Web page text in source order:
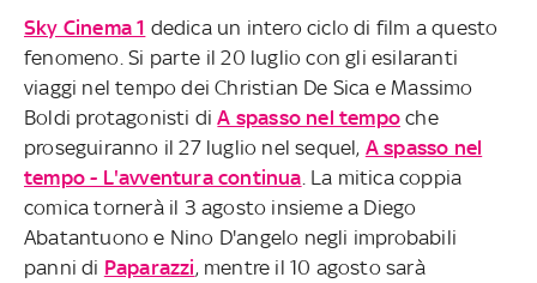
Sky Cinema 1 dedica un intero ciclo di film a questo
fenomeno. Si parte il 20 luglio con gli esilaranti
viaggi nel tempo dei Christian De Sica e Massimo
Boldi protagonisti diA spasso nel tempo che
proseguiranno il 27 luglio nel sequel, A spasso nel
tempo - L'avventura continua . La mitica coppia
comica tornerà il 3 agosto insieme a Diego
Abatantuono e Nino D'angelo negli improbabili
panni di Paparazzi, mentre il 10 agosto sarà